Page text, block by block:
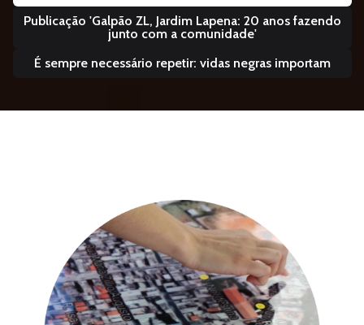
Publicação 'Galpão ZL, Jardim Lapena: 20 anos fazendo
junto com a comunidade'
É sempre necessário repetir: vidas negras importam